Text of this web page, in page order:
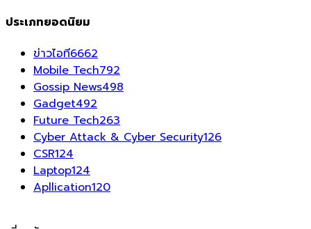
ประเภทยอดนิยม
ข่าวไอที6662
Mobile Tech792
Gossip News498
Gadget492
Future Tech263
Cyber Attack & Cyber Security126
CSR124
Laptop124
Apllication120